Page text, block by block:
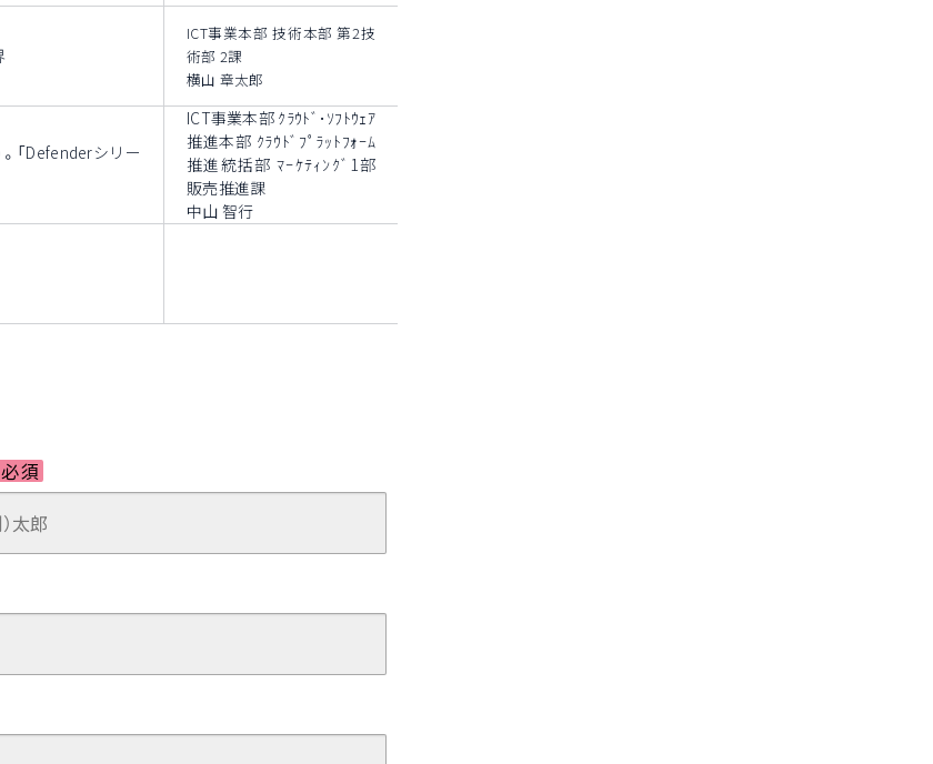
ICT事業本部 技術本部 第2技
術部 2課
横山 章太郎
「Defenderシリー
ICT事業本部 ｸﾗｳﾄﾞ･ｿﾌﾄｳｪｱ
推進本部 ｸﾗｳﾄﾞﾌﾟﾗｯﾄﾌｫｰﾑ
推進統括部 ﾏｰｹﾃｨﾝｸﾞ1部
販売推進課
中山 智行
必須